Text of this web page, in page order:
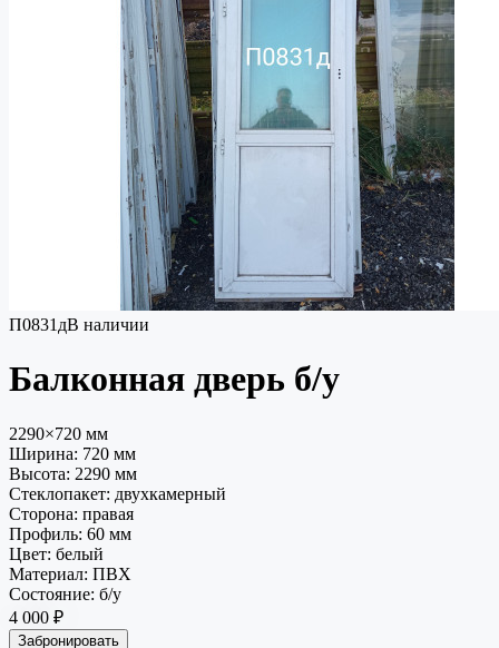
П0831дВ наличии
Балконная дверь б/у
2290×720 мм
Ширина: 720 мм
Высота: 2290 мм
Стеклопакет: двухкамерный
Сторона: правая
Профиль: 60 мм
Цвет: белый
Материал: ПВХ
Состояние: б/у
4 000 ₽
Забронировать